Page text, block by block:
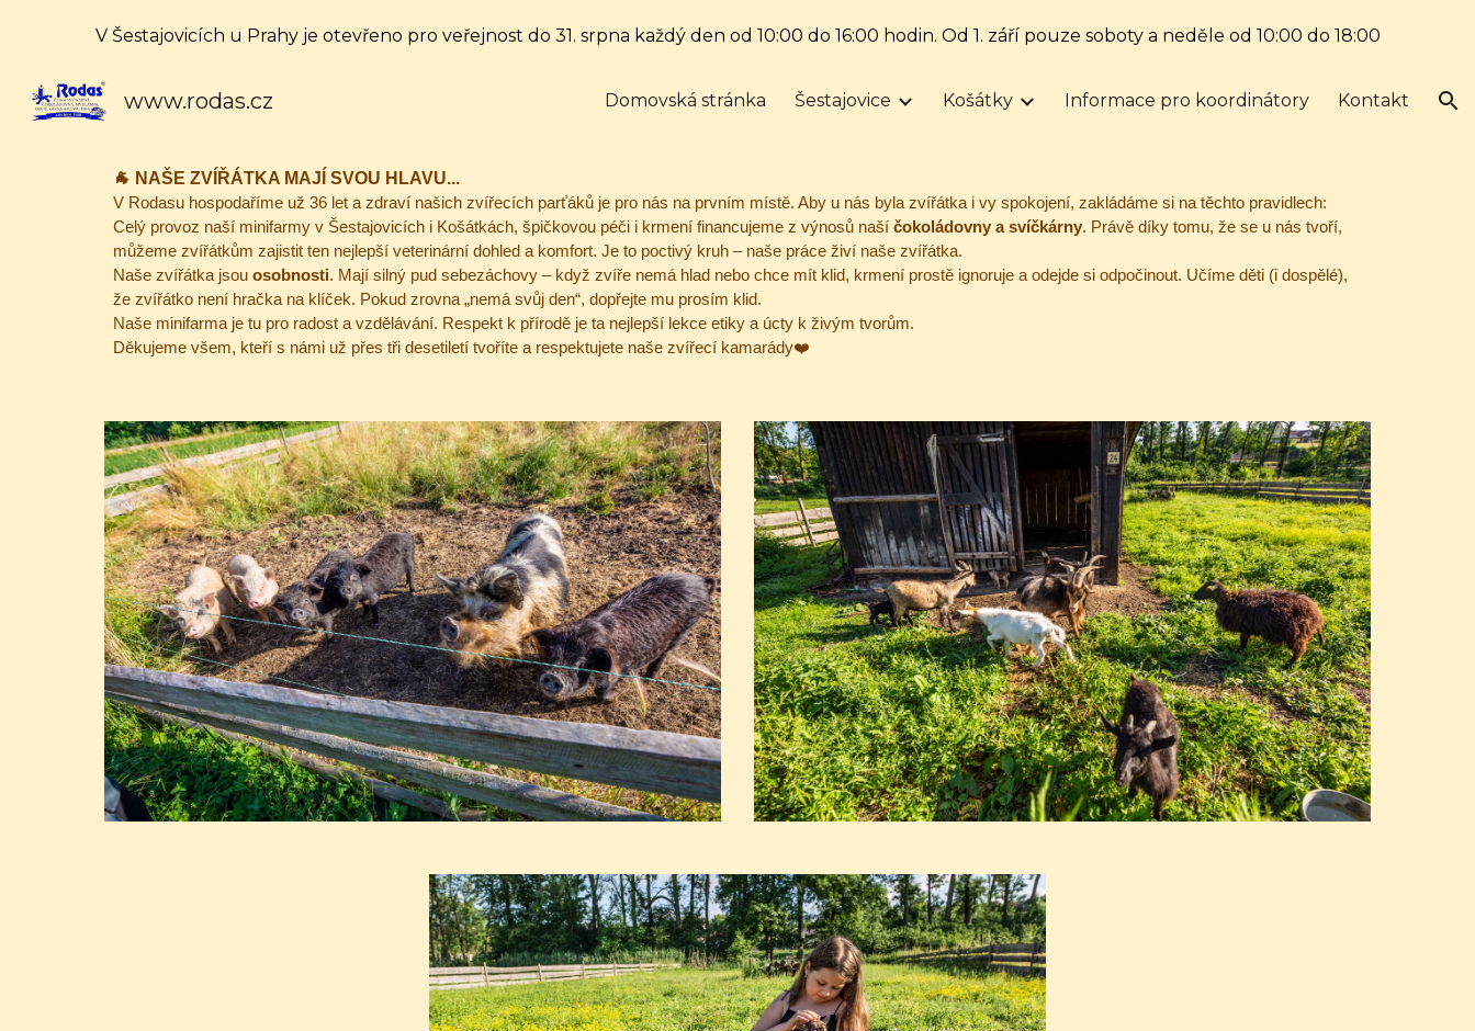
Skip to main content Skip to navigation
V Šestajovicích u Prahy je otevřeno pro veřejnost do 31. srpna každý den od 10:00 do 16:00 hodin. Od 1. září pouze soboty a neděle od 10:00 do 18:00
www.rodas.cz Domovská stránka Šestajovice Košátky Informace pro koordinátory Kontakt
🐐 NAŠE ZVÍŘÁTKA MAJÍ SVOU HLAVU...
V Rodasu hospodaříme už 36 let a zdraví našich zvířecích parťáků je pro nás na prvním místě. Aby u nás byla zvířátka i vy spokojení, zakládáme si na těchto pravidlech:
Celý provoz naší minifarmy v Šestajovicích i Košátkách, špičkovou péči i krmení financujeme z výnosů naší čokoládovny a svíčkárny. Právě díky tomu, že se u nás tvoří,
můžeme zvířátkům zajistit ten nejlepší veterinární dohled a komfort. Je to poctivý kruh – naše práce živí naše zvířátka.
Naše zvířátka jsou osobnosti. Mají silný pud sebezáchovy – když zvíře nemá hlad nebo chce mít klid, krmení prostě ignoruje a odejde si odpočinout. Učíme děti (i dospělé),
že zvířátko není hračka na klíček. Pokud zrovna „nemá svůj den“, dopřejte mu prosím klid.
Naše minifarma je tu pro radost a vzdělávání. Respekt k přírodě je ta nejlepší lekce etiky a úcty k živým tvorům.
Děkujeme všem, kteří s námi už přes tři desetiletí tvoříte a respektujete naše zvířecí kamarády❤️